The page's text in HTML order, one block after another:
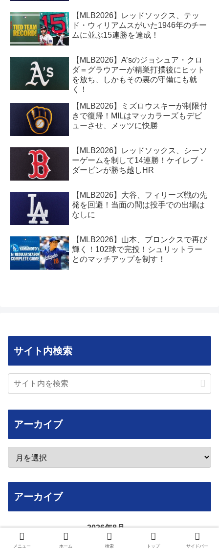
【MLB2026】レッドソックス、テッ
ド・ウィリアムスがいた1946年のチー
ムに並ぶ15連勝を達成！
【MLB2026】A’sのジョシュア・クロ
ダ＝グラウアーが精巣打撲後にヒット
を放ち、しかもその裏の守備にも就
く！
【MLB2026】ミズロウスキーが制限付
きで復帰！MILはマッカラーズもデビ
ューさせ、メッツに快勝
【MLB2026】レッドソックス、シーソ
ーゲームを制して14連勝！ケイレブ・
ダービンが勝ち越しHR
【MLB2026】大谷、フィリーズ戦の先
発を回避！当面の間は投手での出場は
なしに
【MLB2026】山本、ブロンクスで再び
輝く！102球で完投！シュリットラー
とのマッチアップを制す！
サイト内検索
アーカイブ
アーカイブ
2026年8月
月 木 土
メニュー ホーム 検索 トップ サイドバー